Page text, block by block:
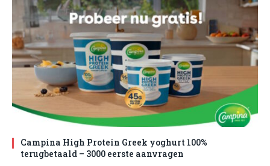
Campina High Protein Greek yoghurt 100%
terugbetaald – 3000 eerste aanvragen